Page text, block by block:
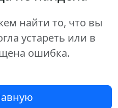
найти то, что вы
устареть или в
ошибка.